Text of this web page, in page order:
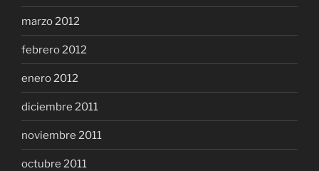
marzo 2012
febrero 2012
enero 2012
diciembre 2011
noviembre 2011
octubre 2011